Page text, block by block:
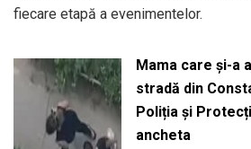
fiecare etapă a evenimentelor.
Mama care și-a
stradă din
Poliția și
ancheta